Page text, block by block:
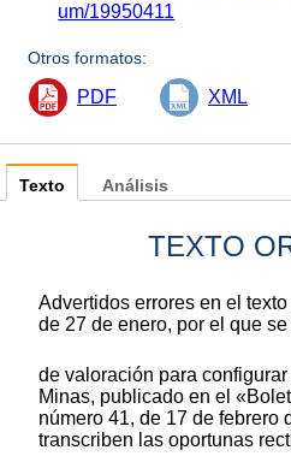
um/19950411
Otros formatos:
PDF XML
Texto
TEXTO
Advertidos errores en el
de 27 de enero, por el que
de valoración para
Minas, publicado en el
número 41, de 17 de febrero
transcriben las oportunas
Análisis